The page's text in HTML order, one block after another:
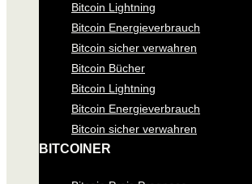
Bitcoin Lightning
Bitcoin Energieverbrauch
Bitcoin sicher verwahren
Bitcoin Bücher
Bitcoin Lightning
Bitcoin Energieverbrauch
Bitcoin sicher verwahren
BITCOINER